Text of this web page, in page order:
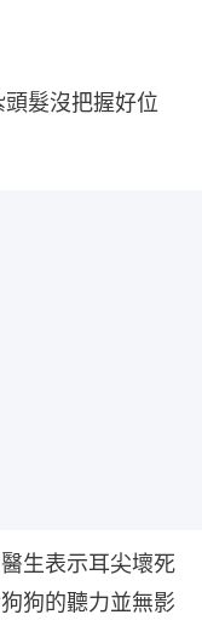
頭髮沒把握好位
生表示耳尖壞死
狗的聽力並無影